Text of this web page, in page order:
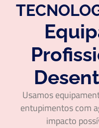
Usamos
entupimentos com
impacto